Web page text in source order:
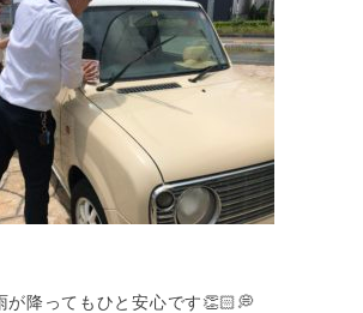
が降ってもひと安心です👏🏻💭